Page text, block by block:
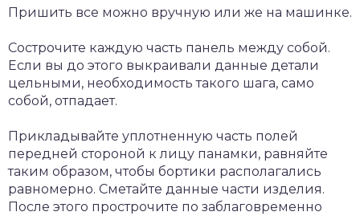
Пришить все можно вручную или же на машинке.
Сострочите каждую часть панель между собой.
Если вы до этого выкраивали данные детали
цельными, необходимость такого шага, само
собой, отпадает.
Прикладывайте уплотненную часть полей
передней стороной к лицу панамки, равняйте
таким образом, чтобы бортики располагались
равномерно. Сметайте данные части изделия.
После этого прострочите по заблаговременно